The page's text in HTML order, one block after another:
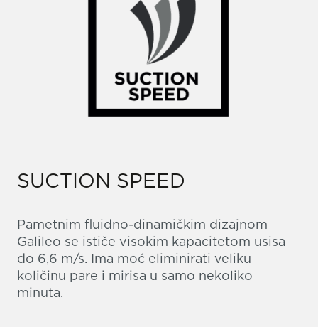
SUCTION SPEED
Pametnim fluidno-dinamičkim dizajnom
Galileo se ističe visokim kapacitetom usisa
do 6,6 m/s. Ima moć eliminirati veliku
količinu pare i mirisa u samo nekoliko
minuta.